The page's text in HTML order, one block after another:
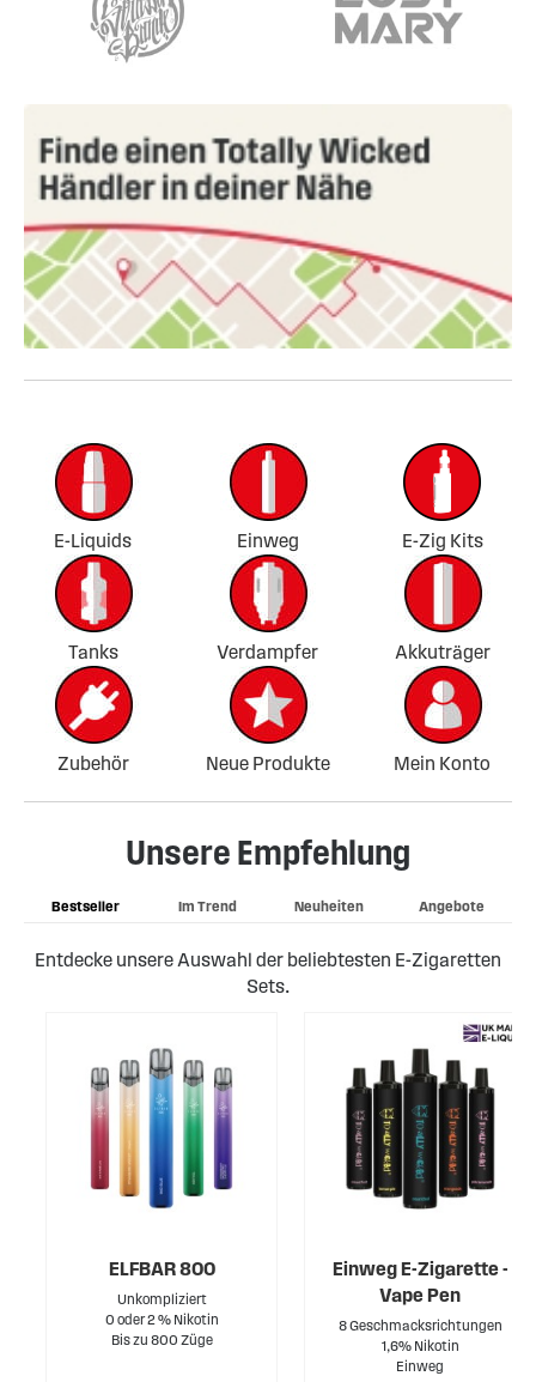
E-Liquids Einweg E-Zig Kits
Tanks Verdampfer Akkuträger
Zubehör Neue Produkte Mein Konto
Unsere Empfehlung
Bestseller Im Trend Neuheiten Angebote
Entdecke unsere Auswahl der beliebtesten E-Zigaretten
Sets.
ELFBAR 800
Unkompliziert
0 oder 2 % Nikotin
Bis zu 800 Züge
Einweg E-Zigarette -
Vape Pen
8 Geschmacksrichtungen
1,6% Nikotin
Einweg